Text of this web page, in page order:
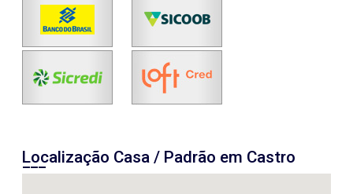
Localização Casa / Padrão em Castro